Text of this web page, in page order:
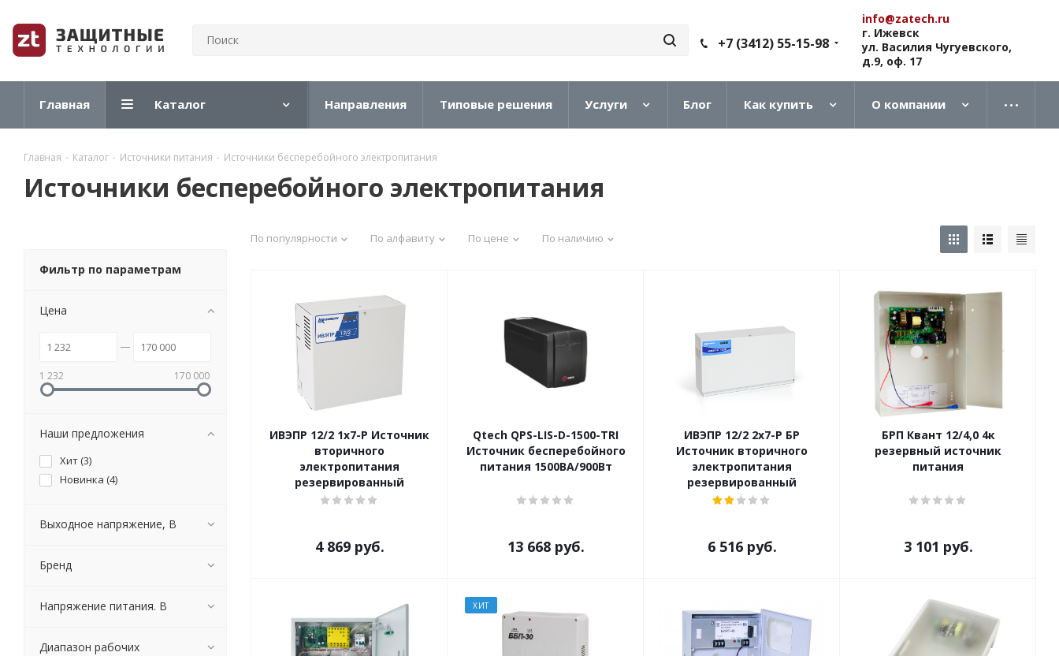
+7 (3412) 55-15-98
info@zatech.ru
г. Ижевск
ул. Василия Чугуевского,
д.9, оф. 17
Главная Каталог Направления Типовые решения Услуги Блог Как купить О компании
Главная - Каталог - Источники питания - Источники бесперебойного электропитания
Источники бесперебойного электропитания
По популярности По алфавиту По цене По наличию
ИВЭПР 12/2 1х7-Р Источник
вторичного
электропитания
резервированный
4 869руб.
Qtech QPS-LIS-D-1500-TRI
Источник бесперебойного
питания 1500ВА/900Вт
13 668руб.
ИВЭПР 12/2 2х7-Р БР
Источник вторичного
электропитания
резервированный
6 516руб.
БРП Квант 12/4,0 4к
резервный источник
питания
3 101 руб.
ХИТ
Фильтр по параметрам
Цена
1 232 170 000
Наши предложения
Хит (3)
Новинка (4)
Выходное напряжение, В
Бренд
Напряжение питания. В
Диапазон рабочих